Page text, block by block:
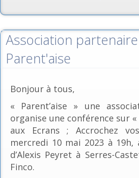
Association
Parent'aise
Bonjour à tous,
« Parent’aise » une
organise une conférence sur
aux Ecrans ; Accrochez
mercredi 10 mai 2023 à 19h,
d’Alexis Peyret à Serres-
Finco.